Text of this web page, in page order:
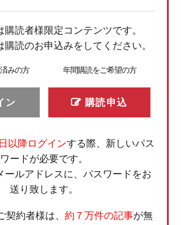
購読者様限定コンテンツです。
購読のお申込みをしてください。
みの方
ン
年間購読をご希望の方
購読申込
以降ログインする際、新しいパス
ワードが必要です。
ールアドレスに、パスワードをお
送り致します。
約者様は、 約７万件の記事が無